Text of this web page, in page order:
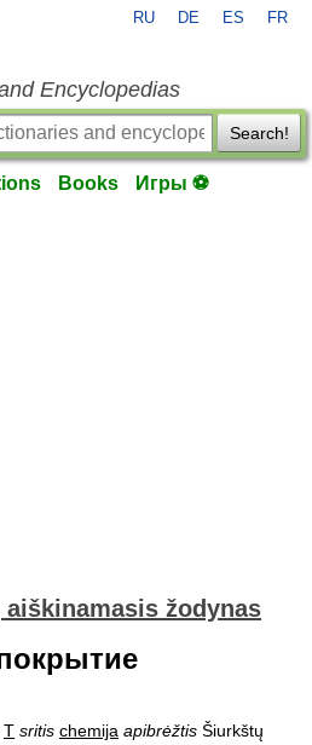
RU DE ES FR
Encyclopedias
Search!
Books Игры ⚽
žodynas
T sritis chemija apibrėžtis Šiurkštų